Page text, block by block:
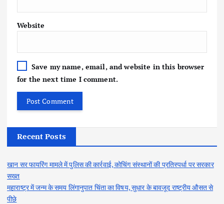
Website
Save my name, email, and website in this browser
for the next time I comment.
Recent Posts
खान सर फायरिंग मामले में पुलिस की कार्रवाई, कोचिंग संस्थानों की प्रतिस्पर्धा पर सरकार
सख्त
महाराष्ट्र में जन्म के समय लिंगानुपात चिंता का विषय, सुधार के बावजूद राष्ट्रीय औसत से
पीछे